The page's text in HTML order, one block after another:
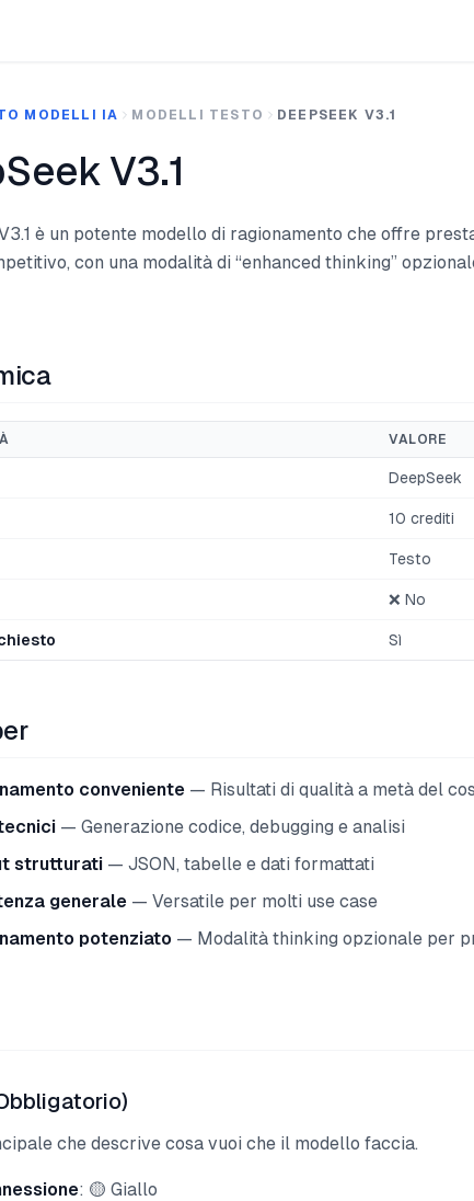
MODELLI IA MODELLI TESTO DEEPSEEK V3.1
V3.1
è un potente modello di ragionamento che offre
con una modalità di “enhanced thinking”
VALORE
DeepSeek
10 crediti
Testo
❌ No
Sì
conveniente — Risultati di qualità a metà del
— Generazione codice, debugging e analisi
strutturati — JSON, tabelle e dati formattati
generale — Versatile per molti use case
potenziato — Modalità thinking opzionale per
che descrive cosa vuoi che il modello faccia.
: 🟡 Giallo